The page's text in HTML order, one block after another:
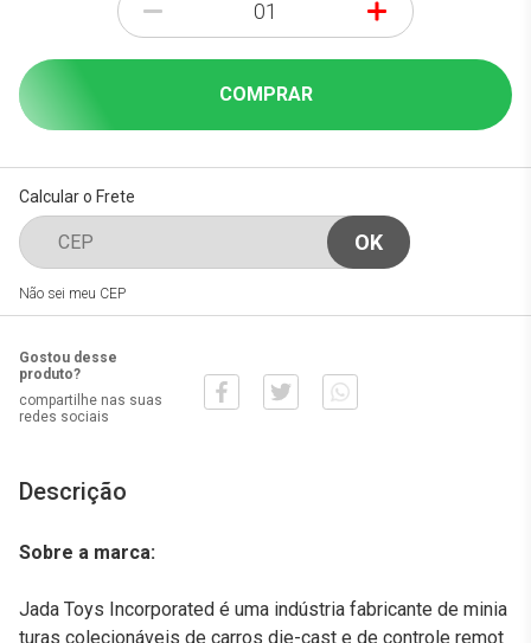
- +
COMPRAR
Calcular o Frete
Não sei meu CEP
Gostou desse
produto?
compartilhe nas suas
redes sociais
Descrição
Sobre a marca:
Jada Toys Incorporated é uma indústria fabricante de minia
turas colecionáveis de carros die-cast e de controle remot